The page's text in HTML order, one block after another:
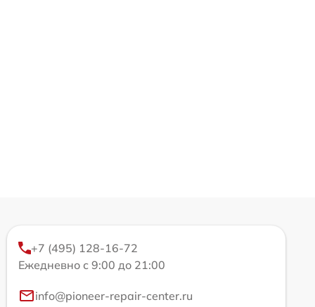
+7 (495) 128-16-72
Ежедневно с 9:00 до 21:00
info@pioneer-repair-center.ru